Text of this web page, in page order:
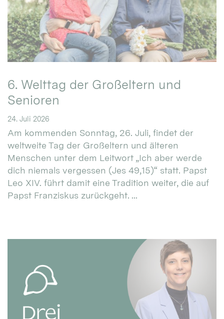
6. Welttag der Großeltern und
Senioren
24. Juli 2026
Am kommenden Sonntag, 26. Juli, findet der
weltweite Tag der Großeltern und älteren
Menschen unter dem Leitwort „Ich aber werde
dich niemals vergessen (Jes 49,15)“ statt. Papst
Leo XIV. führt damit eine Tradition weiter, die auf
Papst Franziskus zurückgeht. ...